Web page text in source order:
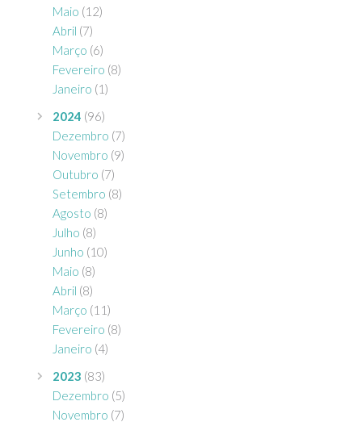
Maio (12)
Abril (7)
Março (6)
Fevereiro (8)
Janeiro (1)
2024 (96)
Dezembro (7)
Novembro (9)
Outubro (7)
Setembro (8)
Agosto (8)
Julho (8)
Junho (10)
Maio (8)
Abril (8)
Março (11)
Fevereiro (8)
Janeiro (4)
2023 (83)
Dezembro (5)
Novembro (7)